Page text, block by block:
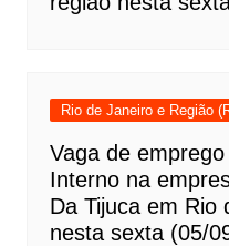
Rio de Janeiro e Região
Vaga de
Interno na
Da Tijuca em Rio
nesta sexta (05/